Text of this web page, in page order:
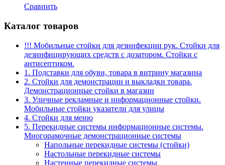
Сравнить
Каталог товаров
!!! Мобильные стойки для дезинфекции рук. Стойки для
дезинфицирующих средств с дозатором. Стойки с
антисептиком.
1. Подставки для обуви, товара в витрину магазина
2. Стойки для демонстрации и выкладки товара.
Демонстрационные стойки в магазин
3. Уличные рекламные и информационные стойки.
Мобильные стойки указатели для улицы
4. Стойки для меню
5. Перекидные системы информационные системы.
Многорамочные демонстрационные системы
Напольные перекидные системы (стойки)
Настольные перекидные системы
Настенные перекидные системы